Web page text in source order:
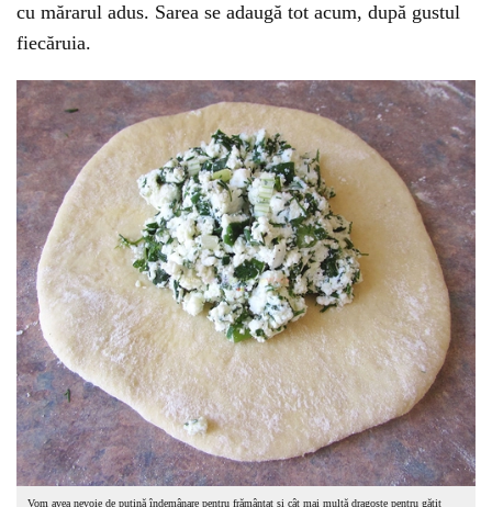
cu mărarul adus. Sarea se adaugă tot acum, după gustul
fiecăruia.
Vom avea nevoie de puțină îndemânare pentru frământat și cât mai multă dragoste pentru gătit